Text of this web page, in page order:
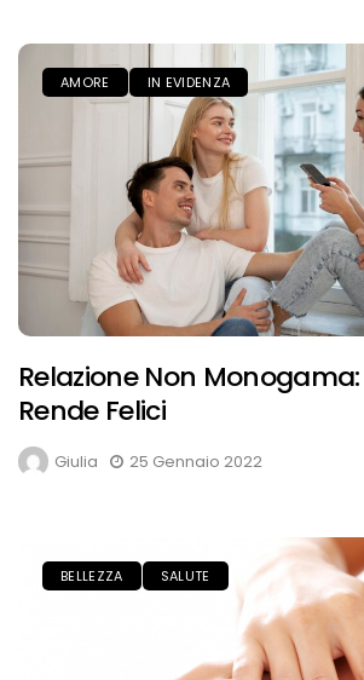
AMORE IN EVIDENZA
Relazione Non
Rende Felici
Giulia 25 Gennaio 2022
BELLEZZA SALUTE